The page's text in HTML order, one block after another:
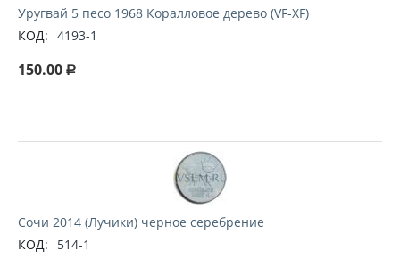
Уругвай 5 песо 1968 Коралловое дерево (VF-XF)
КОД: 4193-1
150.00 Р
Сочи 2014 (Лучики) черное серебрение
КОД:
514-1